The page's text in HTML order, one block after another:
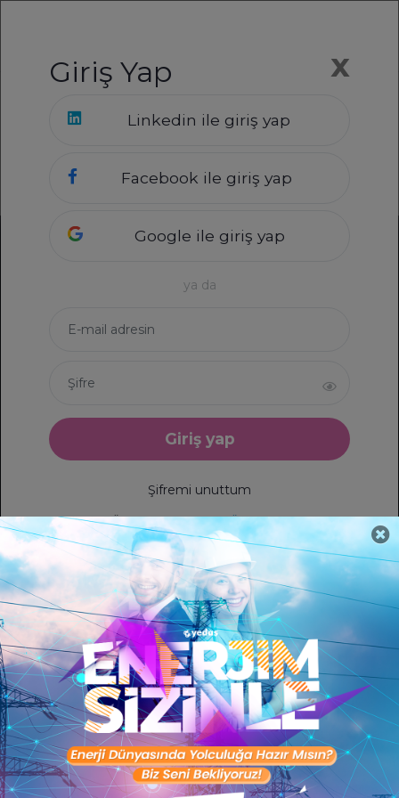
Giriş Yap x
Linkedin ile giriş yap
Facebook ile giriş yap
Google ile giriş yap
ya da
Giriş yap
Şifremi unuttum
Üye değil misin?
Üye ol
İş Arama Rehberi indir
⬇️
Toptalent
Yetenek
Sertifika Programları
Yetenek Testleri
İşveren
Toptalent Marka ve İnsan Kaynakları Danışmanlığı Limited Şirketi Özel İstihdam Bürosu